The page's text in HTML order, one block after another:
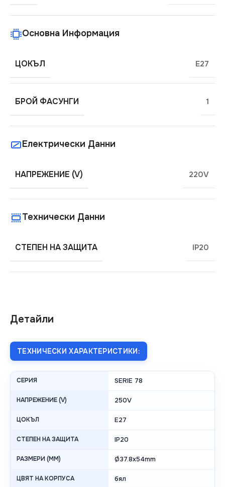
Детайли
ТЕХНИЧЕСКИ ХАРАКТЕРИСТИКИ:
СЕРИЯ SERIE 78
НАПРЕЖЕНИЕ (V) 250V
ЦОКЪЛ E27
СТЕПЕН НА ЗАЩИТА IP20
РАЗМЕРИ (MM) Ø37.8x54mm
ЦВЯТ НА КОРПУСА бял
Основна Информация
ЦОКЪЛ E27
БРОЙ ФАСУНГИ 1
Електрически Данни
НАПРЕЖЕНИЕ (V) 220V
Технически Данни
СТЕПЕН НА ЗАЩИТА IP20